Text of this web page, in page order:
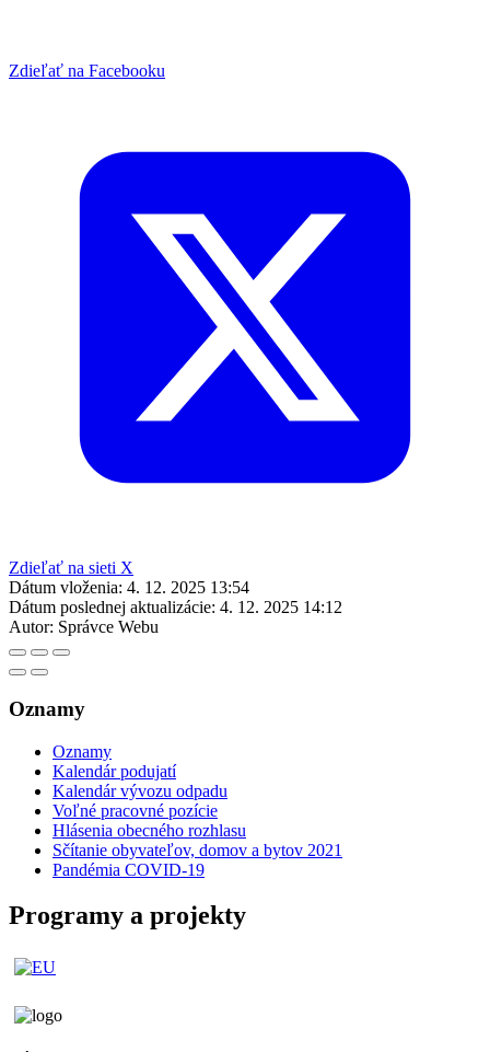
Zdieľať na Facebooku
Zdieľať na sieti X
Dátum vloženia: 4. 12. 2025 13:54
Dátum poslednej aktualizácie: 4. 12. 2025 14:12
Autor: Správce Webu
Oznamy
Oznamy
Kalendár podujatí
Kalendár vývozu odpadu
Voľné pracovné pozície
Hlásenia obecného rozhlasu
Sčítanie obyvateľov, domov a bytov 2021
Pandémia COVID-19
Programy a projekty